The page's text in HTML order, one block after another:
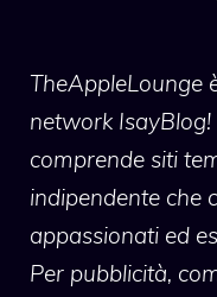
TheAppleLounge
network
comprende siti
indipendente che
appassionati ed
Per pubblicità,